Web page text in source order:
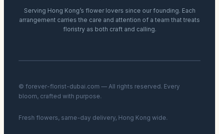
Serving Hong Kong’s flower lovers since our founding. Each
arrangement carries the care and attention of a team that treats
floristry as both craft and calling.
© forever-florist-dubai.com — All rights reserved. Every
bloom, crafted with purpose.
Fresh flowers, same-day delivery, Hong Kong wide.